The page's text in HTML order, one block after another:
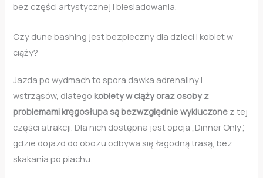
bez części artystycznej i biesiadowania.
Czy dune bashing jest bezpieczny dla dzieci i kobiet w
ciąży?
Jazda po wydmach to spora dawka adrenaliny i
wstrząsów, dlatego kobiety w ciąży oraz osoby z
problemami kręgosłupa są bezwzględnie wykluczone z tej
części atrakcji. Dla nich dostępna jest opcja „Dinner Only”,
gdzie dojazd do obozu odbywa się łagodną trasą, bez
skakania po piachu.